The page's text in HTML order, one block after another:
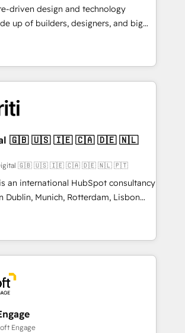
English to design scalable strategies
🌎 Highlights: • 10+
Excellence. • Top 3 Partner of the
2023, 2024, 2025. • Partner of the
HubSpot? Let Cebra’s experts help
smarter, and with impact.
driven design and technology
up of builders, designers, and big
strategy, design, and
fueled by curiosity—to turn
and challenges into meaningful
us, technology is more than just
That’s why we lean
and shape them into thoughtful
that actually make a
Digital 🇬🇧 🇺🇸 🇮🇪 🇨🇦 🇩🇪 🇳🇱 🇵🇹
an international HubSpot consultancy
Dublin, Munich, Rotterdam, Lisbon
strategies for clients through
of core business processes
as ERP and e-commerce
on HubSpot. We work with some
important customers to generate
in the long term. 🤖 We have
Engage